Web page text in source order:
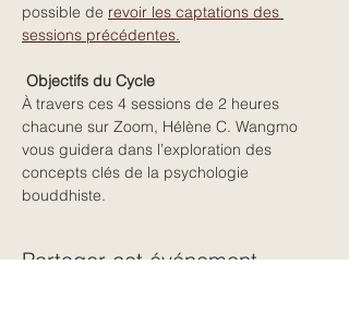
possible de revoir les captations des
sessions précédentes.
Objectifs du Cycle
À travers ces 4 sessions de 2 heures
chacune sur Zoom, Hélène C. Wangmo
vous guidera dans l’exploration des
concepts clés de la psychologie
bouddhiste.
Partager cet événement